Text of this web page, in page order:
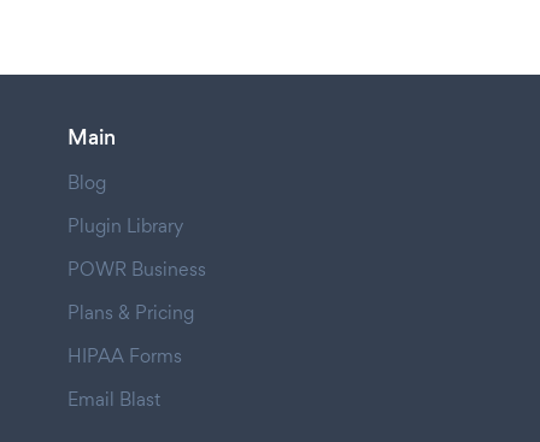
Main
Blog
Plugin Library
POWR Business
Plans & Pricing
HIPAA Forms
Email Blast